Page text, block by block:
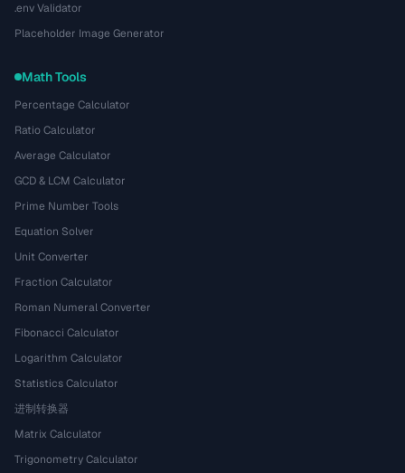
.env Validator
Placeholder Image Generator
Math Tools
Percentage Calculator
Ratio Calculator
Average Calculator
GCD & LCM Calculator
Prime Number Tools
Equation Solver
Unit Converter
Fraction Calculator
Roman Numeral Converter
Fibonacci Calculator
Logarithm Calculator
Statistics Calculator
进制转换器
Matrix Calculator
Trigonometry Calculator